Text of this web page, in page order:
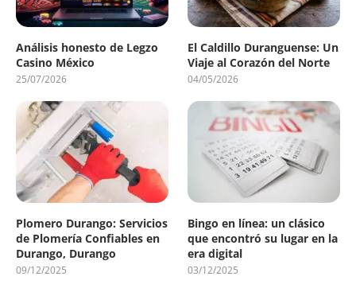
Análisis honesto de Legzo
Casino México
25/07/2026
El Caldillo Duranguense: Un
Viaje al Corazón del Norte
04/05/2026
Plomero Durango: Servicios
de Plomería Confiables en
Durango, Durango
09/12/2025
Bingo en línea: un clásico
que encontró su lugar en la
era digital
03/12/2025